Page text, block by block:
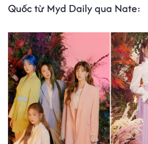
Quốc từ Myd Daily qua Nate: